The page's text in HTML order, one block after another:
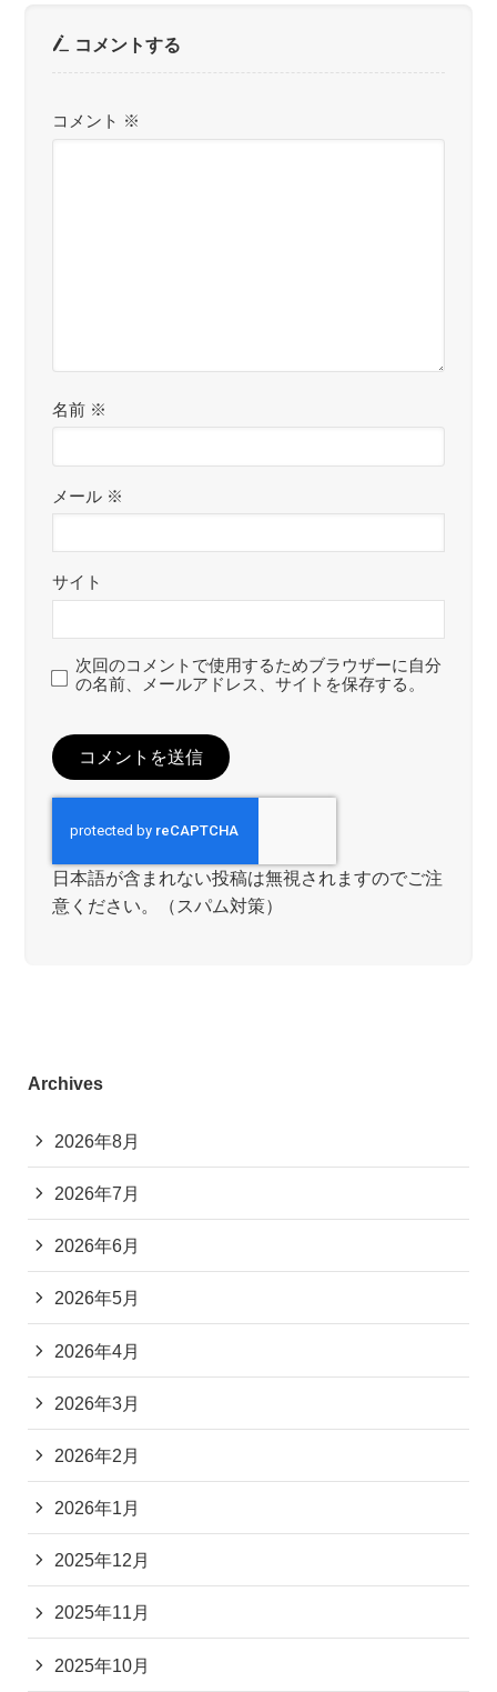
コメントする
コメント ※
名前 ※
メール ※
サイト
次回のコメントで使用するためブラウザーに自分
の名前、メールアドレス、サイトを保存する。
日本語が含まれない投稿は無視されますのでご注
意ください。（スパム対策）
Archives
2026年8月
2026年7月
2026年6月
2026年5月
2026年4月
2026年3月
2026年2月
2026年1月
2025年12月
2025年11月
2025年10月